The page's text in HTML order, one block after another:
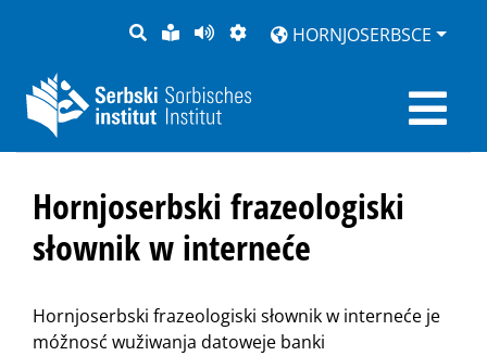
PYTANJE
LOCHKA
RĚČ
STRONU
PŘEDČITAĆ
ZWOBRAZNJENJE
HORNJOSERBSCE
Hornjoserbski frazeologiski
słownik w interneće
Hornjoserbski frazeologiski słownik w interneće je
móžnosć wužiwanja datoweje banki